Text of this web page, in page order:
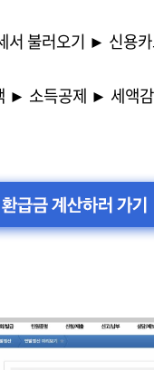
서 불러오기 ► 신용
► 소득공제 ► 세액